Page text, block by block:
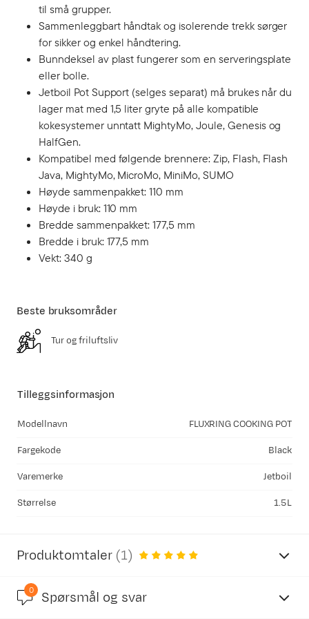
til små grupper.
Sammenleggbart håndtak og isolerende trekk sørger
for sikker og enkel håndtering.
Bunndeksel av plast fungerer som en serveringsplate
eller bolle.
Jetboil Pot Support (selges separat) må brukes når du
lager mat med 1,5 liter gryte på alle kompatible
kokesystemer unntatt MightyMo, Joule, Genesis og
HalfGen.
Kompatibel med følgende brennere: Zip, Flash, Flash
Java, MightyMo, MicroMo, MiniMo, SUMO
Høyde sammenpakket: 110 mm
Høyde i bruk: 110 mm
Bredde sammenpakket: 177,5 mm
Bredde i bruk: 177,5 mm
Vekt: 340 g
Tilleggsinformasjon
Modellnavn FLUXRING COOKING POT
Fargekode Black
Varemerke Jetboil
Størrelse 1.5L
Beste bruksområder
Tur og friluftsliv
Produktomtaler (1)
5.0
0 Spørsmål og svar